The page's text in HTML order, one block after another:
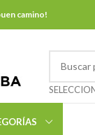
camino!